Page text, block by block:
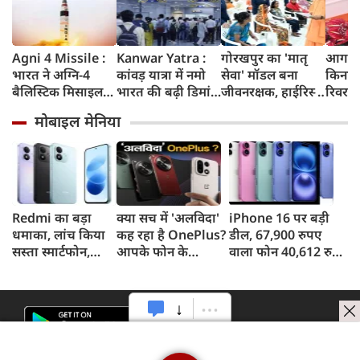
Agni 4 Missile :
भारत ने अग्नि-4
बैलिस्टिक मिसाइल
किया, 4,000 KM
तक मारक क्षमता
Kanwar Yatra :
कांवड़ यात्रा में नमो
भारत की बढ़ी डिमांड,
कई स्टेशनों पर 50%
तक बढ़ी यात्रियों की
संख्या
गोरखपुर का 'मातृ
सेवा' मॉडल बना
जीवनरक्षक, हाईरिस्क
इलाज से बची 77
जिंदगियां
आगरा
रिवर
करेगी
मोबाइल मेनिया
Redmi का बड़ा
धमाका, लांच किया
सस्ता स्मार्टफोन,
क्या सच में 'अलविदा'
कह रहा है OnePlus?
आपके फोन के
iPhone 16 पर बड़ी
डील, 67,900 रुपए
वाला फोन 40,612 रुपए